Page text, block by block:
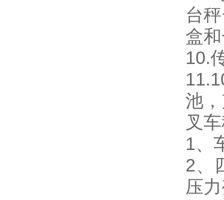
台
盒
10.
池
叉
1、
2、
压